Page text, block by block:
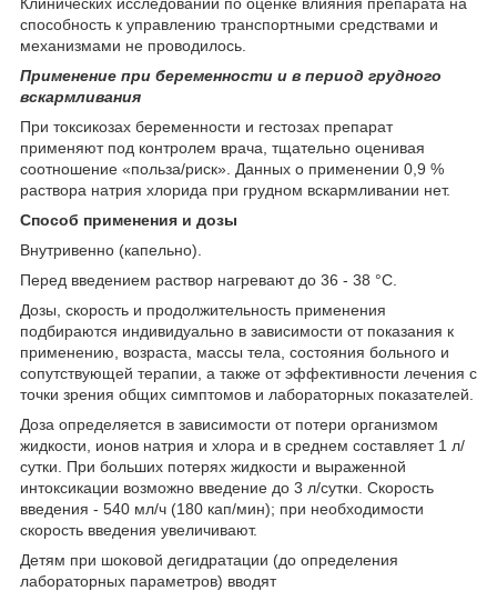
способность к управлению транспортными средствами и
механизмами не проводилось.
Применение при беременности и в период грудного
вскармливания
При токсикозах беременности и гестозах препарат
применяют под контролем врача, тщательно оценивая
соотношение «польза/риск». Данных о применении 0,9 %
раствора натрия хлорида при грудном вскармливании нет.
Способ применения и дозы
Внутривенно (капельно).
Перед введением раствор нагревают до 36 - 38 °С.
Дозы, скорость и продолжительность применения
подбираются индивидуально в зависимости от показания к
применению, возраста, массы тела, состояния больного и
сопутствующей терапии, а также от эффективности лечения с
точки зрения общих симптомов и лабораторных показателей.
Доза определяется в зависимости от потери организмом
жидкости, ионов натрия и хлора и в среднем составляет 1 л/
сутки. При больших потерях жидкости и выраженной
интоксикации возможно введение до 3 л/сутки. Скорость
введения - 540 мл/ч (180 кап/мин); при необходимости
скорость введения увеличивают.
Детям при шоковой дегидратации (до определения
лабораторных параметров) вводят